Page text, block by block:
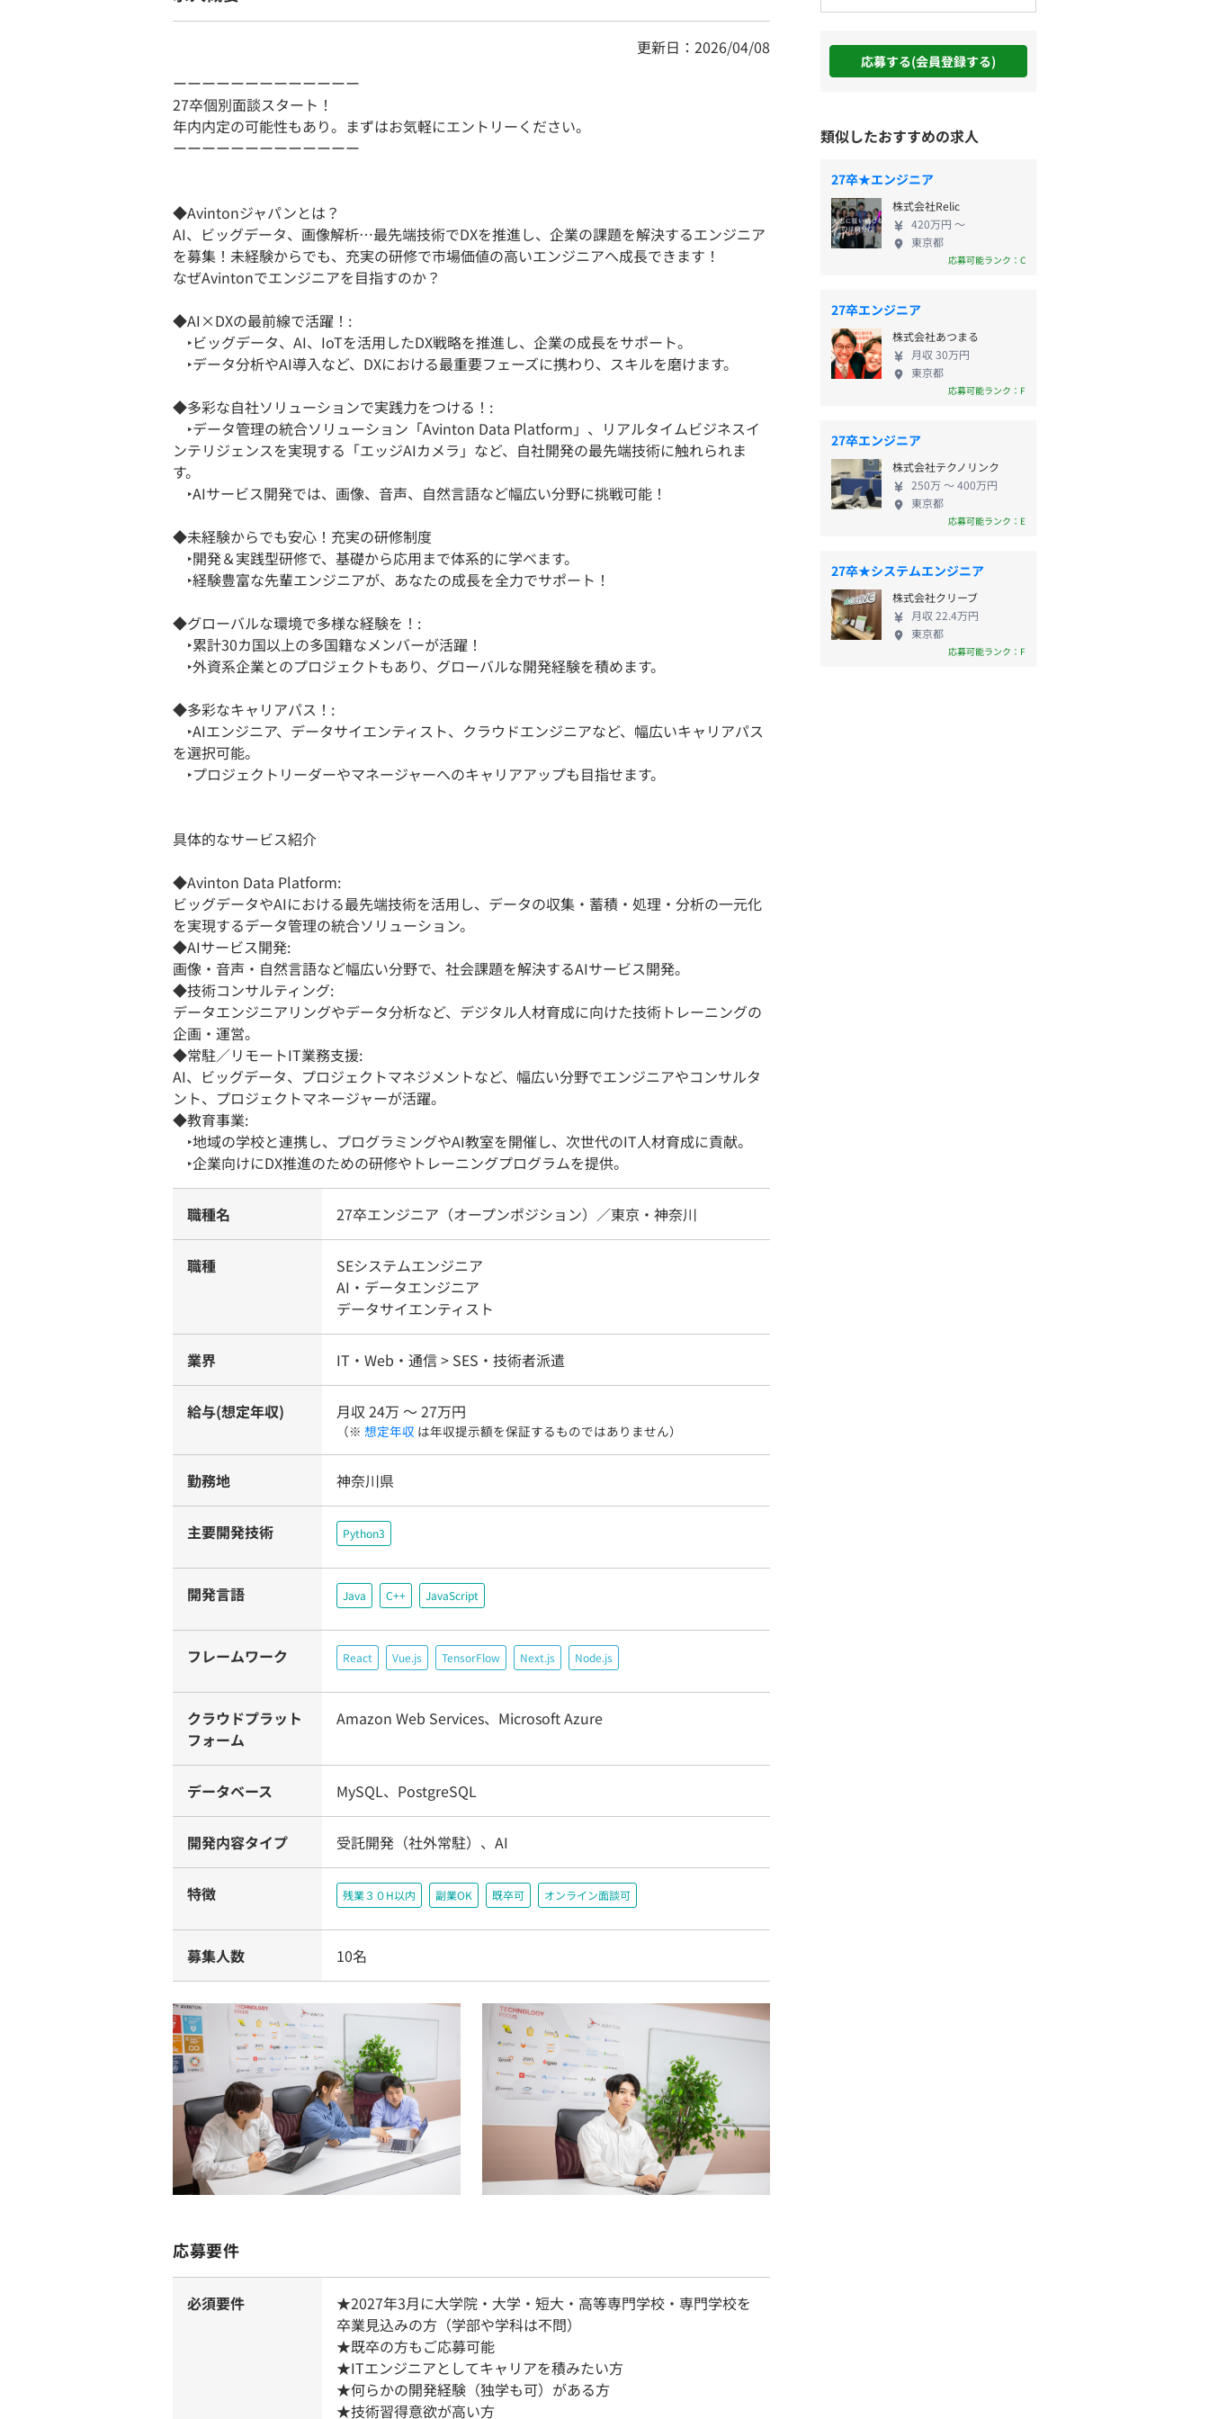
更新日：2026/04/08
ーーーーーーーーーーーーー
27卒個別面談スタート！
年内内定の可能性もあり。まずはお気軽にエントリーください。
ーーーーーーーーーーーーー
◆Avintonジャパンとは？
AI、ビッグデータ、画像解析…最先端技術でDXを推進し、企業の課題を解決するエンジニア
を募集！未経験からでも、充実の研修で市場価値の高いエンジニアへ成長できます！
なぜAvintonでエンジニアを目指すのか？
◆AI×DXの最前線で活躍！:
‣ビッグデータ、AI、IoTを活用したDX戦略を推進し、企業の成長をサポート。
‣データ分析やAI導入など、DXにおける最重要フェーズに携わり、スキルを磨けます。
◆多彩な自社ソリューションで実践力をつける！:
‣データ管理の統合ソリューション「Avinton Data Platform」、リアルタイムビジネスイ
ンテリジェンスを実現する「エッジAIカメラ」など、自社開発の最先端技術に触れられま
す。
‣AIサービス開発では、画像、音声、自然言語など幅広い分野に挑戦可能！
◆未経験からでも安心！充実の研修制度
‣開発＆実践型研修で、基礎から応用まで体系的に学べます。
‣経験豊富な先輩エンジニアが、あなたの成長を全力でサポート！
◆グローバルな環境で多様な経験を！:
‣累計30カ国以上の多国籍なメンバーが活躍！
‣外資系企業とのプロジェクトもあり、グローバルな開発経験を積めます。
◆多彩なキャリアパス！:
‣AIエンジニア、データサイエンティスト、クラウドエンジニアなど、幅広いキャリアパス
を選択可能。
‣プロジェクトリーダーやマネージャーへのキャリアアップも目指せます。
具体的なサービス紹介
◆Avinton Data Platform:
ビッグデータやAIにおける最先端技術を活用し、データの収集・蓄積・処理・分析の一元化
を実現するデータ管理の統合ソリューション。
◆AIサービス開発:
画像・音声・自然言語など幅広い分野で、社会課題を解決するAIサービス開発。
◆技術コンサルティング:
データエンジニアリングやデータ分析など、デジタル人材育成に向けた技術トレーニングの
企画・運営。
◆常駐／リモートIT業務支援:
AI、ビッグデータ、プロジェクトマネジメントなど、幅広い分野でエンジニアやコンサルタ
ント、プロジェクトマネージャーが活躍。
◆教育事業:
‣地域の学校と連携し、プログラミングやAI教室を開催し、次世代のIT人材育成に貢献。
‣企業向けにDX推進のための研修やトレーニングプログラムを提供。
職種名 27卒エンジニア（オープンポジション）／東京・神奈川
職種
SEシステムエンジニア
AI・データエンジニア
データサイエンティスト
業界 IT・Web・通信 > SES・技術者派遣
給与(想定年収) 月収 24万 〜 27万円
（※ 想定年収 は年収提示額を保証するものではありません）
勤務地 神奈川県
主要開発技術 Python3
開発言語 Java C++ JavaScript
フレームワーク React Vue.js TensorFlow Next.js Node.js
クラウドプラット
フォーム
Amazon Web Services、Microsoft Azure
データベース MySQL、PostgreSQL
開発内容タイプ 受託開発（社外常駐）、AI
特徴 残業３０H以内 副業OK 既卒可 オンライン面談可
募集人数 10名
応募要件
必須要件
★2027年3月に大学院・大学・短大・高等専門学校・専門学校を
卒業見込みの方（学部や学科は不問）
★既卒の方もご応募可能
★ITエンジニアとしてキャリアを積みたい方
★何らかの開発経験（独学も可）がある方
★技術習得意欲が高い方
応募する(会員登録する)
類似したおすすめの求人
27卒★エンジニア
株式会社Relic
420万円 〜
東京都
応募可能ランク：C
27卒エンジニア
株式会社あつまる
月収 30万円
東京都
応募可能ランク：F
27卒エンジニア
株式会社テクノリンク
250万 〜 400万円
東京都
応募可能ランク：E
27卒★システムエンジニア
株式会社クリーブ
月収 22.4万円
東京都
応募可能ランク：F